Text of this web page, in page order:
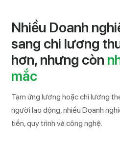
Nhiều Doanh
sang chi lương
hơn, nhưng còn
mắc
Tạm ứng lương hoặc chi lương
người lao động, nhiều Doanh
tiền, quy trình và công nghệ.